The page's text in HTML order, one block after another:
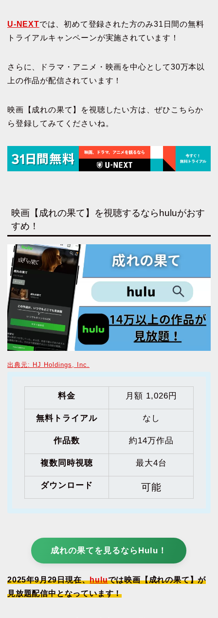
U-NEXTでは、初めて登録された方のみ31日間の無料
トライアルキャンペーンが実施されています！
さらに、ドラマ・アニメ・映画を中心として30万本以
上の作品が配信されています！
映画【成れの果て】を視聴したい方は、ぜひこちらか
ら登録してみてくださいね。
映画【成れの果て】を視聴するならhuluがおす
すめ！
出典元: HJ Holdings, Inc.
料金 月額 1,026円
無料トライアル なし
作品数 約14万作品
複数同時視聴 最大4台
ダウンロード 可能
成れの果てを見るならHulu！
2025年9月29日現在、huluでは映画【成れの果て】が
見放題配信中となっています！